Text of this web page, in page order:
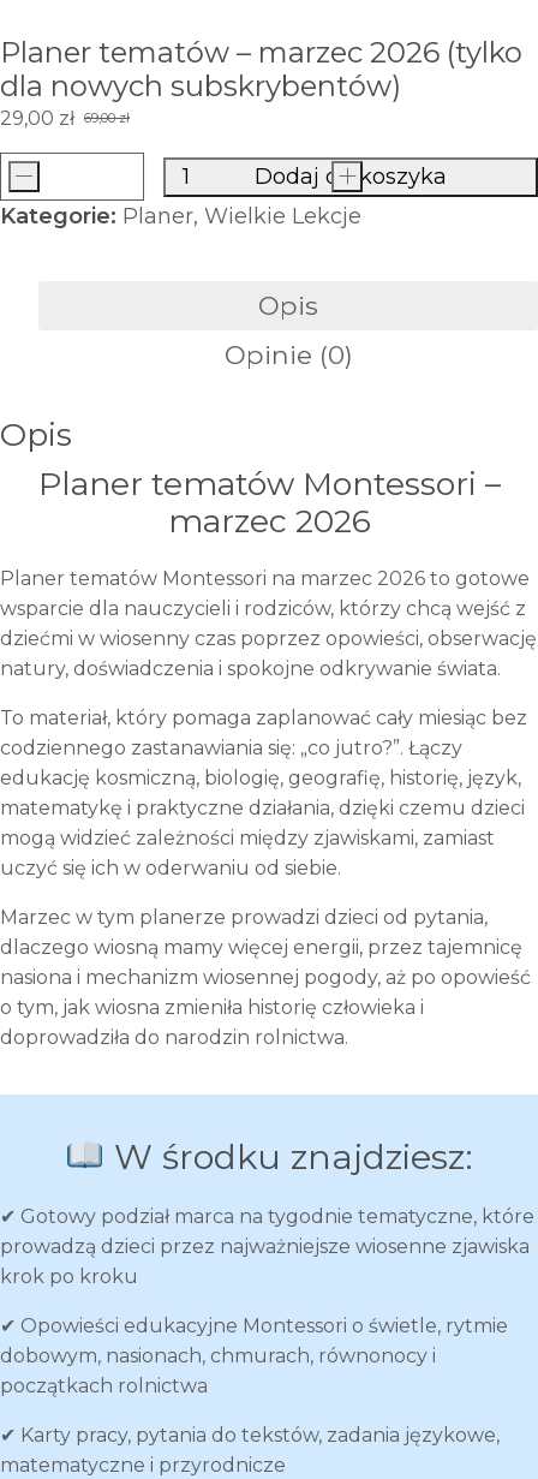
Planer tematów – marzec 2026 (tylko
dla nowych subskrybentów)
69,00zł
Pierwotna
cena
wynosiła:
69,00 zł.
29,00 zł
Aktualna
cena
wynosi:
29,00 zł.
ilość
Planer
dla
nowych
subskrybentów)
- +
Dodaj do koszyka
Kategorie: Planer, Wielkie Lekcje
Opis
Opinie (0)
Opis
Planer tematów Montessori –
marzec 2026
Planer tematów Montessori na marzec 2026 to gotowe
wsparcie dla nauczycieli i rodziców, którzy chcą wejść z
dziećmi w wiosenny czas poprzez opowieści, obserwację
natury, doświadczenia i spokojne odkrywanie świata.
To materiał, który pomaga zaplanować cały miesiąc bez
codziennego zastanawiania się: „co jutro?”. Łączy
edukację kosmiczną, biologię, geografię, historię, język,
matematykę i praktyczne działania, dzięki czemu dzieci
mogą widzieć zależności między zjawiskami, zamiast
uczyć się ich w oderwaniu od siebie.
Marzec w tym planerze prowadzi dzieci od pytania,
dlaczego wiosną mamy więcej energii, przez tajemnicę
nasiona i mechanizm wiosennej pogody, aż po opowieść
o tym, jak wiosna zmieniła historię człowieka i
doprowadziła do narodzin rolnictwa.
W środku znajdziesz:
✔ Gotowy podział marca na tygodnie tematyczne, które
prowadzą dzieci przez najważniejsze wiosenne zjawiska
krok po kroku
✔ Opowieści edukacyjne Montessori o świetle, rytmie
dobowym, nasionach, chmurach, równonocy i
początkach rolnictwa
✔ Karty pracy, pytania do tekstów, zadania językowe,
matematyczne i przyrodnicze